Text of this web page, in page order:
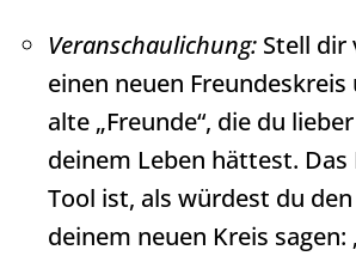
Veranschaulichung: Stell dir
einen neuen Freundeskreis
alte „Freunde“, die du
deinem Leben hättest. Das
Tool ist, als würdest du
deinem neuen Kreis